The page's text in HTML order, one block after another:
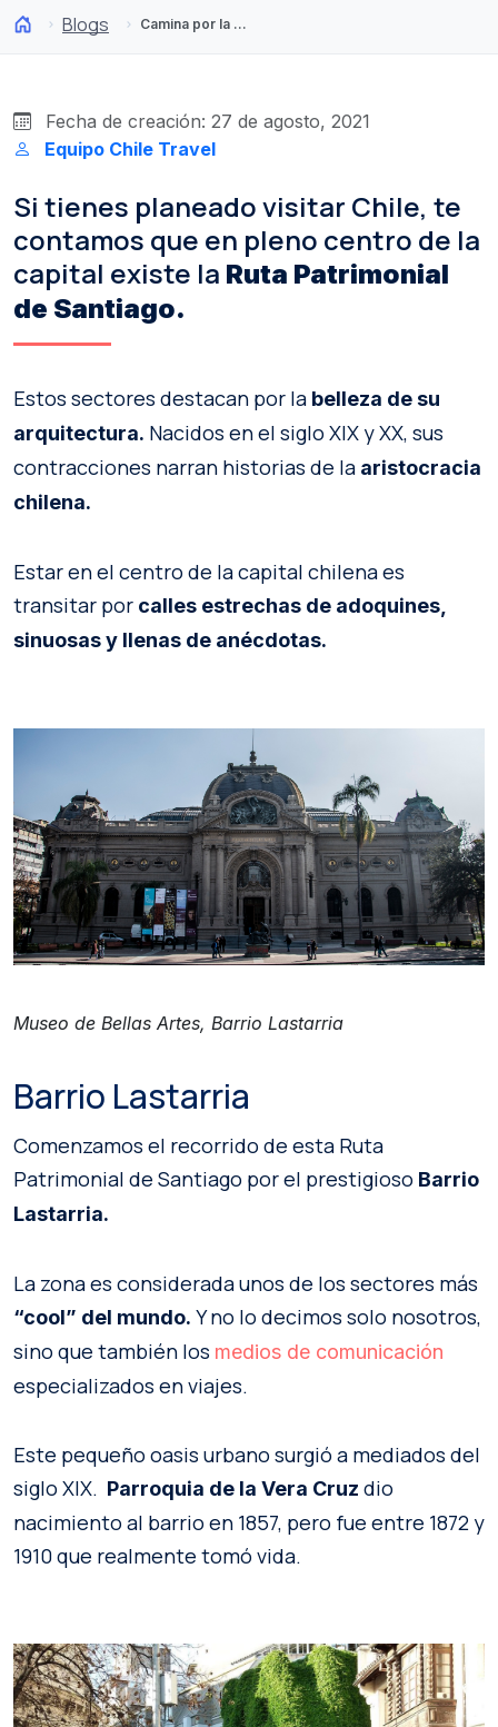
Blogs Camina por la Ruta Patrimonial de Santiago, la más hermosa de la capital
Fecha de creación: 27 de agosto, 2021
Equipo Chile Travel
Si tienes planeado visitar Chile, te
contamos que en pleno centro de la
capital existe la Ruta Patrimonial
de Santiago.
Estos sectores destacan por la belleza de su
arquitectura. Nacidos en el siglo XIX y XX, sus
contracciones narran historias de la aristocracia
chilena.
Estar en el centro de la capital chilena es
transitar por calles estrechas de adoquines,
sinuosas y llenas de anécdotas.
Museo de Bellas Artes, Barrio Lastarria
Barrio Lastarria
Comenzamos el recorrido de esta Ruta
Patrimonial de Santiago por el prestigioso Barrio
Lastarria.
La zona es considerada unos de los sectores más
“cool” del mundo. Y no lo decimos solo nosotros,
sino que también los medios de comunicación
especializados en viajes.
Este pequeño oasis urbano surgió a mediados del
siglo XIX. Parroquia de la Vera Cruz dio
nacimiento al barrio en 1857, pero fue entre 1872 y
1910 que realmente tomó vida.